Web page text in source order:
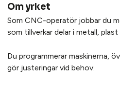
Om yrket
Som CNC-operatör jobbar du
som tillverkar delar i metall, plast
Du programmerar maskinerna,
gör justeringar vid behov.